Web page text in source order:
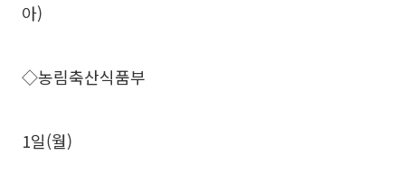
아)
◇농림축산식품부
1일(월)